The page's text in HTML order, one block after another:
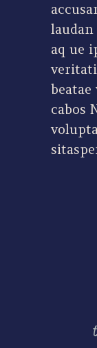
aq ue
cabos